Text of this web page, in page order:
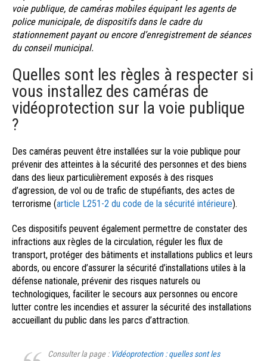
voie publique, de caméras mobiles équipant les agents de
police municipale, de dispositifs dans le cadre du
stationnement payant ou encore d’enregistrement de séances
du conseil municipal.
Quelles sont les règles à respecter si
vous installez des caméras de
vidéoprotection sur la voie publique
?
Des caméras peuvent être installées sur la voie publique pour
prévenir des atteintes à la sécurité des personnes et des biens
dans des lieux particulièrement exposés à des risques
d’agression, de vol ou de trafic de stupéfiants, des actes de
terrorisme (article L251-2 du code de la sécurité intérieure).
Ces dispositifs peuvent également permettre de constater des
infractions aux règles de la circulation, réguler les flux de
transport, protéger des bâtiments et installations publics et leurs
abords, ou encore d’assurer la sécurité d’installations utiles à la
défense nationale, prévenir des risques naturels ou
technologiques, faciliter le secours aux personnes ou encore
lutter contre les incendies et assurer la sécurité des installations
accueillant du public dans les parcs d’attraction.
Consulter la page : Vidéoprotection : quelles sont les